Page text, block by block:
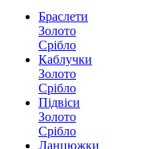
Браслети
Золото
Срібло
Каблучки
Золото
Срібло
Підвіси
Золото
Срібло
Ланцюжки